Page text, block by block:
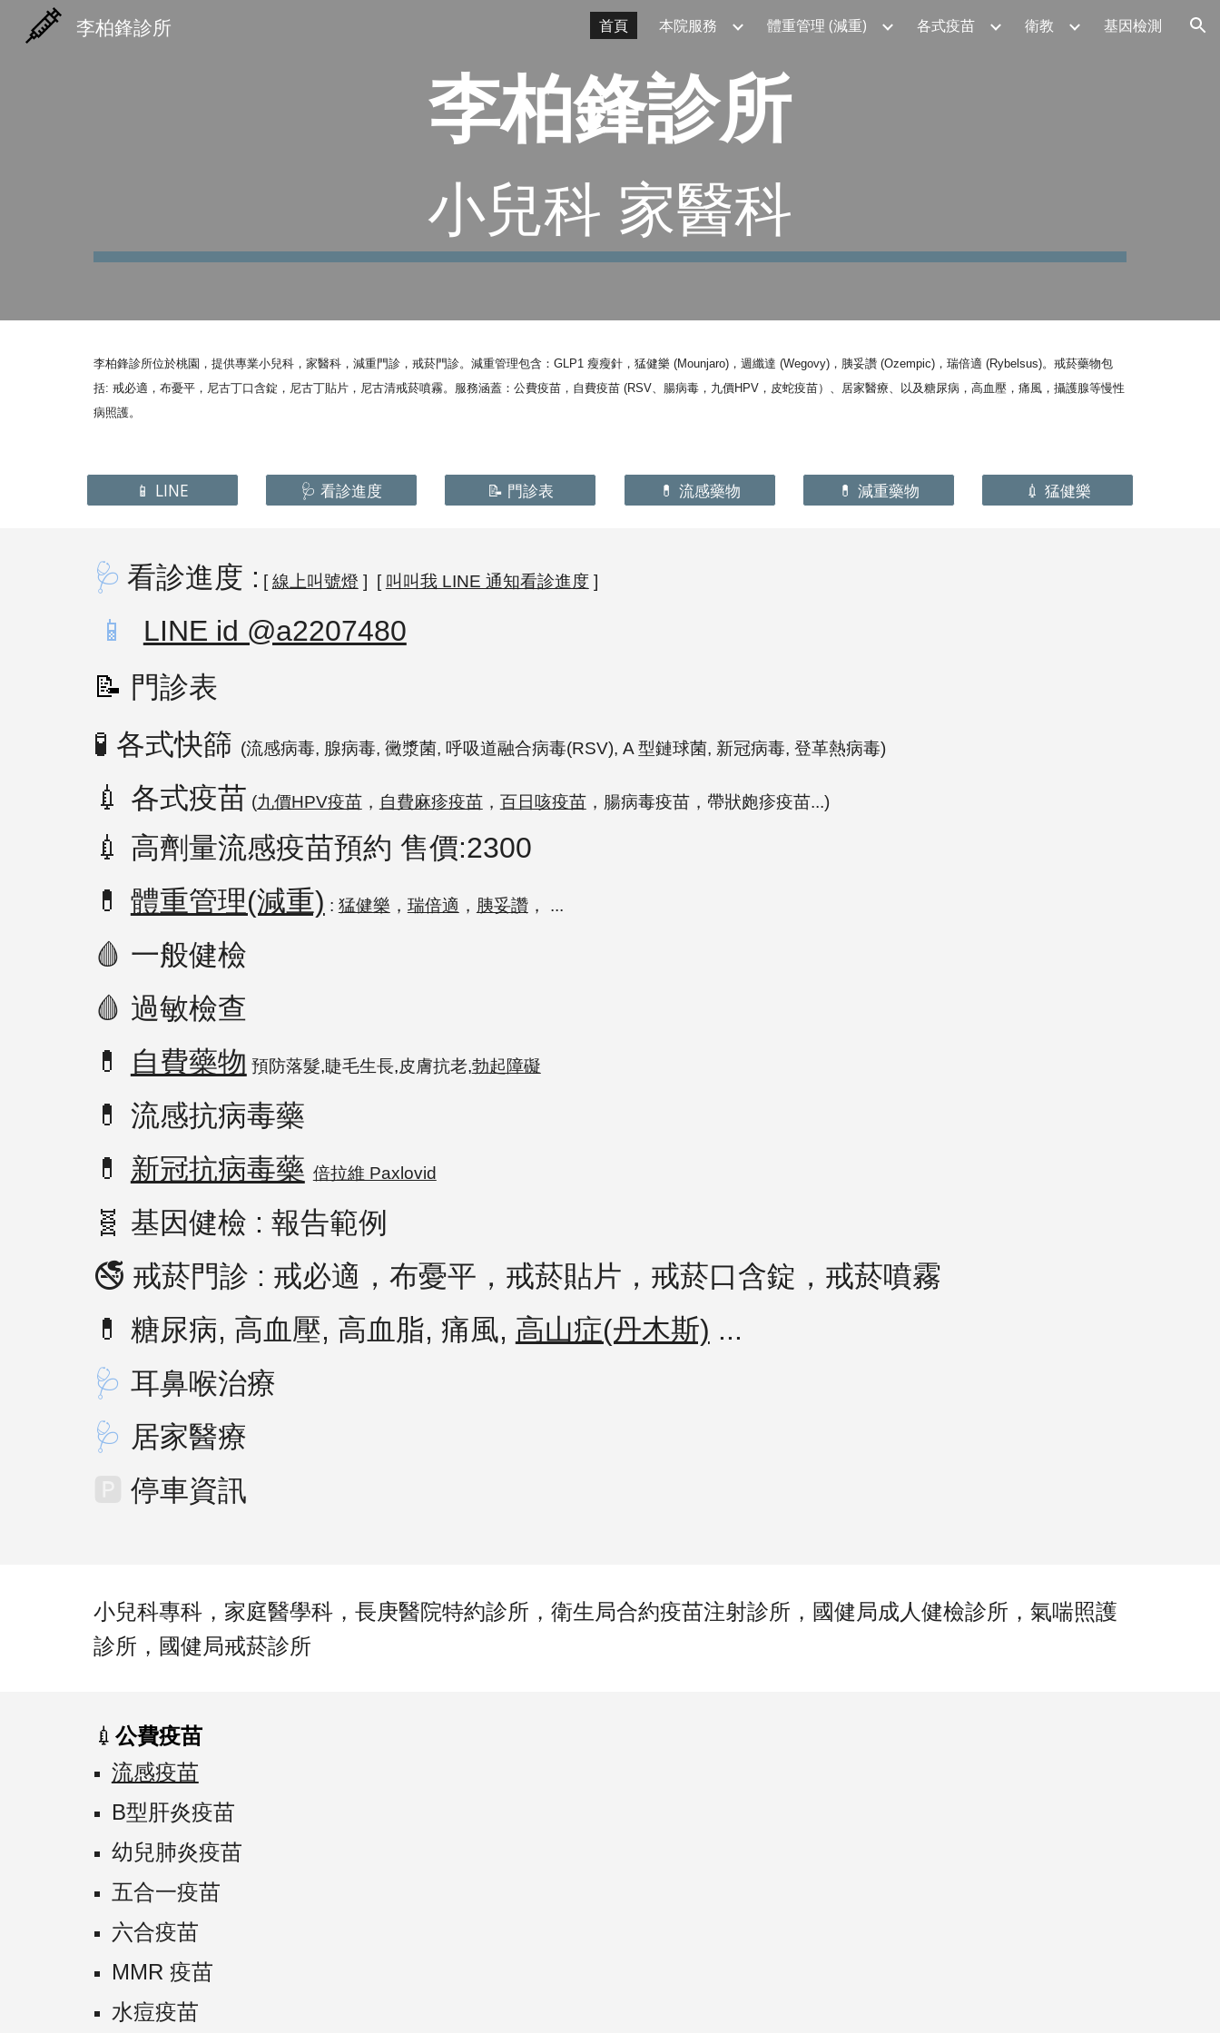
Skip to navigation
李柏鋒診所 首頁 本院服務 體重管理 (減重) 各式疫苗 衛教 基因檢測
李柏鋒診所
小兒科 家醫科
李柏鋒診所位於桃園，提供專業小兒科， 家醫科， 減重門診， 戒菸門診。減重管理包含：GLP1 瘦瘦針， 猛健樂 (Mounjaro)，週纖達 (Wegovy)，胰妥讚 (Ozempic)，瑞倍適 (Rybelsus)。 戒菸藥物包
括: 戒必適，布憂平，尼古丁口含錠 ，尼古丁貼片， 尼古清戒菸噴霧。服務涵蓋：公費疫苗，自費疫苗 (RSV、腸病毒，九價HPV，皮蛇疫苗）、居家醫療、
以及糖尿病，高血壓，痛風，攝護腺等慢性
病照護。
📱 LINE 🩺 看診進度 📝 門診表 💊 流感藥物 💊 減重藥物 💉 猛健樂
🩺 看診進度 : [線上叫號燈 ] [ 叫叫我 LINE 通知看診進度 ]
📱
LINE id @a2207480
📝 門診表
🧪 各式快篩 (流感病毒, 腺病毒, 黴漿菌, 呼吸道融合病毒(RSV), A 型鏈球菌, 新冠病毒, 登革熱病毒)
💉 各式疫苗 (九價HPV疫苗， 自費麻疹疫苗， 百日咳疫苗， 腸病毒疫苗， 帶狀皰疹疫苗...)
💉 高劑量流感疫苗預約 售價:2300
💊 體重管理(減重) : 猛健樂 ， 瑞倍適 ， 胰妥讚， ...
🩸 一般健檢
🩸 過敏檢查
💊
自費藥物 預防落髮,睫毛生長,皮膚抗老,勃起障礙
💊 流感抗病毒藥
💊 新冠抗病毒藥 倍拉維 Paxlovid
🧬 基因健檢 : 報告範例
🚭 戒菸門診 : 戒必適，布憂平， 戒菸貼片， 戒菸口含錠，戒菸噴霧
💊 糖尿病, 高血壓, 高血脂, 痛風, 高山症(丹木斯) ...
🩺 耳鼻喉治療
🩺 居家醫療
停車資訊
小兒科專科，家庭醫學科， 長庚醫院特約診所，衛生局合約疫苗注射診所，國健局成人健檢診所，氣喘照護
診所，國健局戒菸診所
💉 公費疫苗
流感疫苗
B型肝炎疫苗
幼兒肺炎疫苗
五合一疫苗
六合疫苗
MMR 疫苗
水痘疫苗